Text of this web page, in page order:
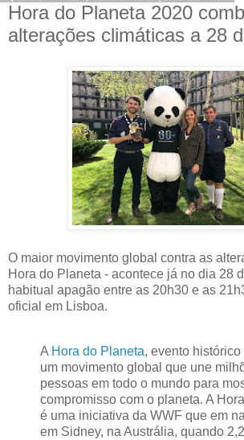
Hora do Planeta 2020
alterações climáticas a 28
O maior movimento global contra as
Hora do Planeta - acontece já no dia 28
habitual apagão entre as 20h30 e as
oficial em Lisboa.
A Hora do Planeta, evento histórico
um movimento global que une
pessoas em todo o mundo para
compromisso com o planeta. A
é uma iniciativa da WWF que em
em Sidney, na Austrália, quando